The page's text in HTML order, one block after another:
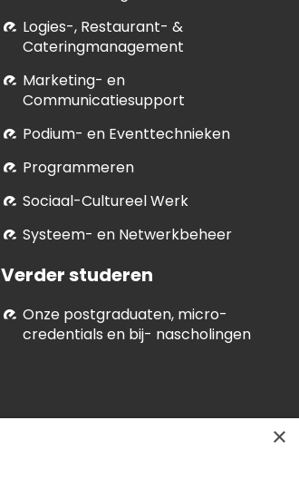
Logies-, Restaurant- &
Cateringmanagement
Marketing- en
Communicatiesupport
Podium- en Eventtechnieken
Programmeren
Soci­aal-Cul­tureel Werk
Systeem- en Netwerkbeheer
Verder studeren
Onze postgraduaten, micro-
credentials en bij- nascholingen
×